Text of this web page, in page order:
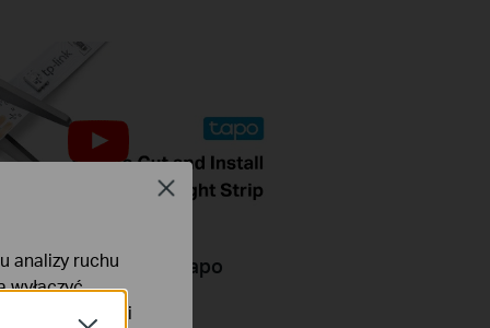
and Install Your Tapo
Fi Light Strip
analizy ruchu
prywatności
Close